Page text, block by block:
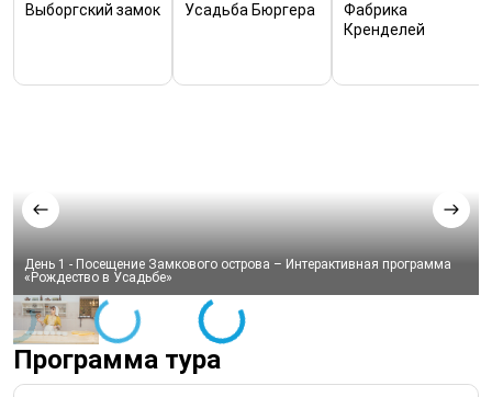
Выборгский замок Усадьба Бюргера
Фабрика
Кренделей
День 1 - Посещение Замкового острова – Интерактивная программа
«Рождество в Усадьбе»
Программа тура